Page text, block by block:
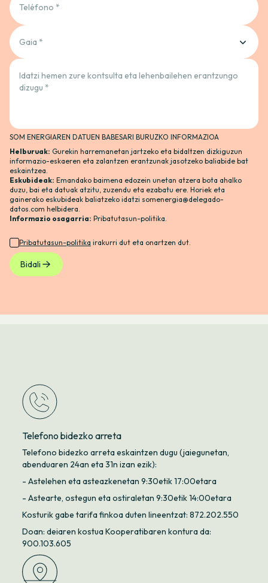
Teléfono *
Gaia *
Idatzi hemen zure kontsulta eta lehenbailehen erantzungo
dizugu *
SOM ENERGIAREN DATUEN BABESARI BURUZKO INFORMAZIOA
Helburuak: Gurekin harremanetan jartzeko eta bidaltzen dizkiguzun
informazio-eskaeren eta zalantzen erantzunak jasotzeko baliabide bat
eskaintzea.
Eskubideak: Emandako baimena edozein unetan atzera bota ahalko
duzu, bai eta datuak atzitu, zuzendu eta ezabatu ere. Horiek eta
gainerako eskubideak baliatzeko idatzi somenergia@delegado-
datos.com helbidera.
Informazio osagarria: Pribatutasun-politika.
Pribatutasun-politika irakurri dut eta onartzen dut.
Bidali
Telefono bidezko arreta
Telefono bidezko arreta eskaintzen dugu (jaiegunetan,
abenduaren 24an eta 31n izan ezik):
- Astelehen eta asteazkenetan 9:30etik 17:00etara
- Astearte, ostegun eta ostiraletan 9:30etik 14:00etara
Kosturik gabe tarifa finkoa duten lineentzat: 872.202.550
Doan: deiaren kostua Kooperatibaren kontura da:
900.103.605